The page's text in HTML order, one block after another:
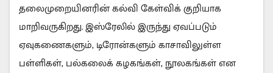
தலைமுறையினரின் கல்வி கேள்விக் குறியாக
மாறிவருகிறது. இஸ்ரேலில் இருந்து ஏவப்படும்
ஏவுகணைகளும், டிரோன்களும் காசாவிலுள்ள
பள்ளிகள், பல்கலைக் கழகங்கள், நூலகங்கள் என